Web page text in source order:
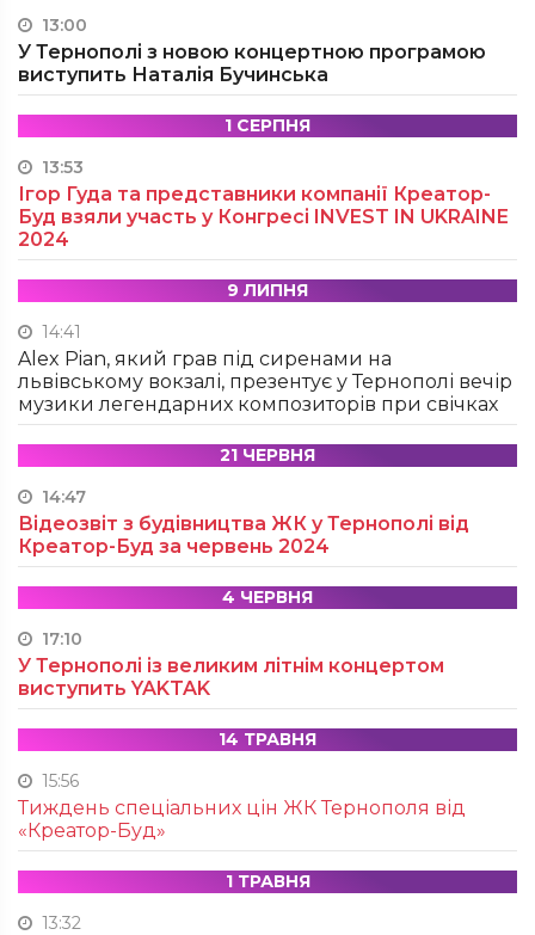
13:00
У Тернополі з новою концертною програмою
виступить Наталія Бучинська
1 СЕРПНЯ
13:53
Ігор Гуда та представники компанії Креатор-
Буд взяли участь у Конгресі INVEST IN UKRAINE
2024
9 ЛИПНЯ
14:41
Alex Pian, який грав під сиренами на
львівському вокзалі, презентує у Тернополі вечір
музики легендарних композиторів при свічках
21 ЧЕРВНЯ
14:47
Відеозвіт з будівництва ЖК у Тернополі від
Креатор-Буд за червень 2024
4 ЧЕРВНЯ
17:10
У Тернополі із великим літнім концертом
виступить YAKTAK
14 ТРАВНЯ
15:56
Тиждень спеціальних цін ЖК Тернополя від
«Креатор-Буд»
1 ТРАВНЯ
13:32